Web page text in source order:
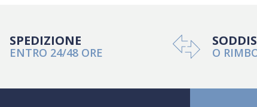
SPEDIZIONE
ENTRO 24/48 ORE O